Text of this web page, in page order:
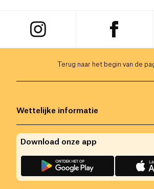
Terug naar het begin van de
Wettelijke informatie
Download onze app